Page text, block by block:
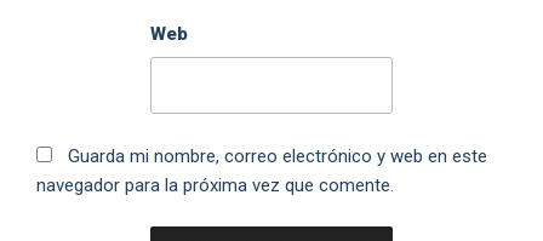
Web
Guarda mi nombre, correo electrónico y web en este
navegador para la próxima vez que comente.